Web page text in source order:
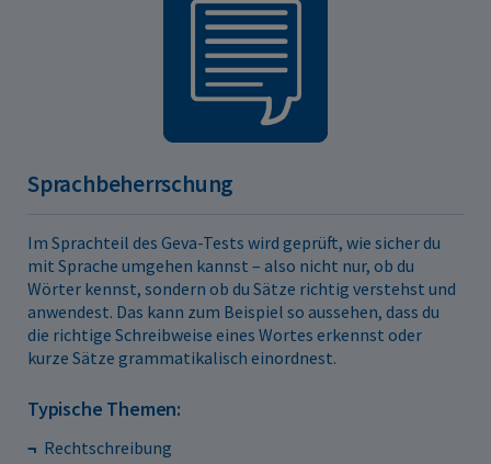
Sprachbeherrschung
Im Sprachteil des Geva-Tests wird geprüft, wie sicher du
mit Sprache umgehen kannst – also nicht nur, ob du
Wörter kennst, sondern ob du Sätze richtig verstehst und
anwendest. Das kann zum Beispiel so aussehen, dass du
die richtige Schreibweise eines Wortes erkennst oder
kurze Sätze grammatikalisch einordnest.
Typische Themen:
Rechtschreibung